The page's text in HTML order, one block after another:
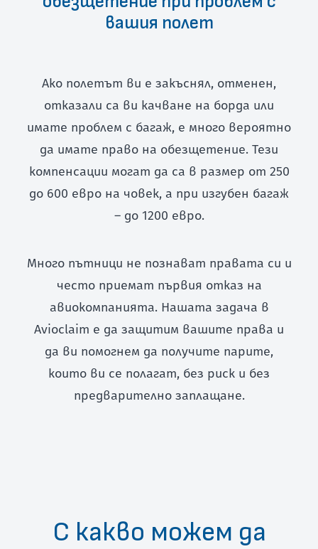
вашия полет
Ако полетът ви е закъснял, отменен,
отказали са ви качване на борда или
имате проблем с багаж, е много вероятно
да имате право на обезщетение. Тези
компенсации могат да са в размер от 250
до 600 евро на човек, а при изгубен багаж
– до 1200 евро.
Много пътници не познават правата си и
често приемат първия отказ на
авиокомпанията. Нашата задача в
Avioclaim е да защитим вашите права и
да ви помогнем да получите парите,
които ви се полагат, без риск и без
предварително заплащане.
С какво можем да